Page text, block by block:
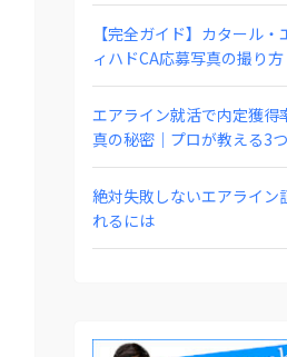
【完全ガイド】カタール
ィハドCA応募写真の撮り方
エアライン就活で内定獲得
真の秘密｜プロが教える3
絶対失敗しないエアライン
れるには